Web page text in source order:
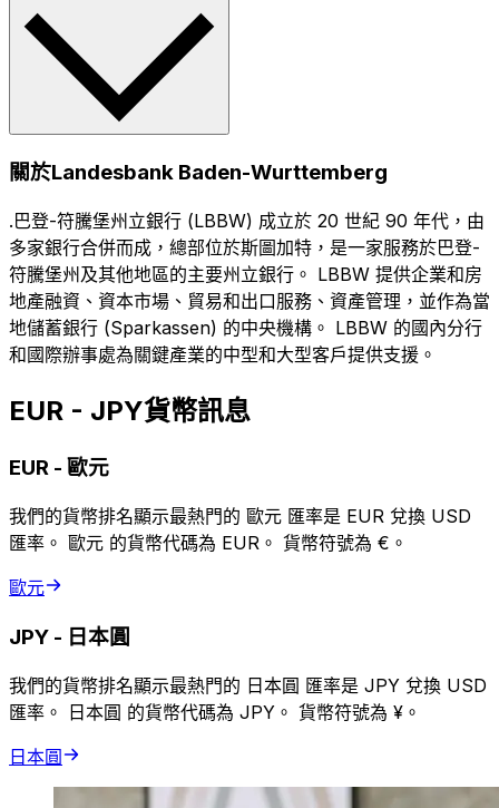
關於Landesbank Baden-Wurttemberg
.巴登-符騰堡州立銀行 (LBBW) 成立於 20 世紀 90 年代，由
多家銀行合併而成，總部位於斯圖加特，是一家服務於巴登-
符騰堡州及其他地區的主要州立銀行。 LBBW 提供企業和房
地產融資、資本市場、貿易和出口服務、資產管理，並作為當
地儲蓄銀行 (Sparkassen) 的中央機構。 LBBW 的國內分行
和國際辦事處為關鍵產業的中型和大型客戶提供支援。
EUR - JPY貨幣訊息
EUR - 歐元
我們的貨幣排名顯示最熱門的 歐元 匯率是 EUR 兌換 USD
匯率。 歐元 的貨幣代碼為 EUR。 貨幣符號為 €。
歐元
JPY - 日本圓
我們的貨幣排名顯示最熱門的 日本圓 匯率是 JPY 兌換 USD
匯率。 日本圓 的貨幣代碼為 JPY。 貨幣符號為 ¥。
日本圓